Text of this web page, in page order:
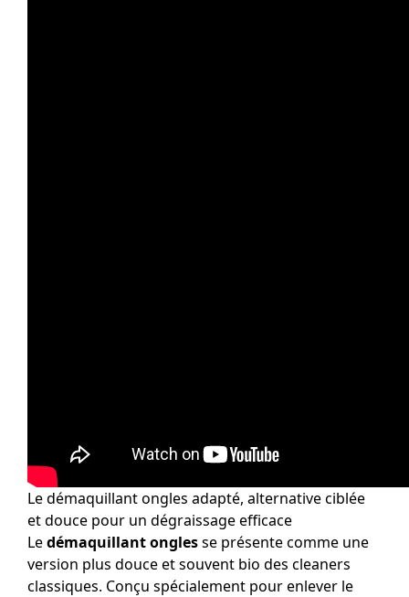
Le démaquillant ongles adapté, alternative ciblée
et douce pour un dégraissage efficace
Ledémaquillant onglesse présente comme une
version plus douce et souvent bio des cleaners
classiques. Conçu spécialement pour enlever le